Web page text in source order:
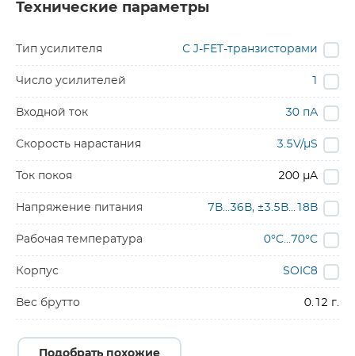
Технические параметры
Тип усилителя С J-FET-транзисторами
Число усилителей
Входной ток 30 пА
Скорость нарастания 3.5V/µS
Ток покоя 200 µA
Напряжение питания 7В…36В, ±3.5В…18В
Рабочая температура 0°C…70°C
Корпус SOIC8
Вес брутто 0.12 г.
Подобрать похожие